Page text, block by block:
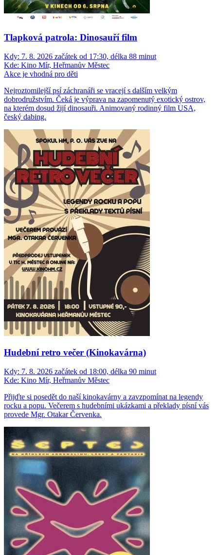
Tlapková patrola: Dinosauří film
Kdy: 7. 8. 2026 začátek od 17:30, délka 88 minut
Kde: Kino Mír, Heřmanův Městec
Akce je vhodná pro děti
Nejroztomilejší psí záchranáři se vracejí s dalším velkým
dobrodružstvím. Čeká je výprava na zapomenutý exotický ostrov,
na kterém dosud žijí dinosauři. Animovaný rodinný film USA,
český dabing.
Hudební retro večer (Kinokavárna)
Kdy: 7. 8. 2026 začátek od 18:00, délka 90 minut
Kde: Kino Mír, Heřmanův Městec
Přijďte si posedět do naší kinokavárny a zavzpomínat na legendy
rocku a popu. Večerem s hudebními ukázkami a překlady písní vás
provede Mgr. Otakar Červenka.